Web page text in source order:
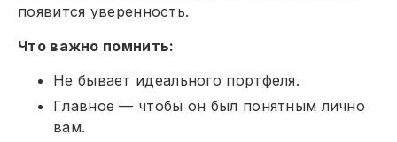
появится уверенность.
Что важно помнить:
Не бывает идеального портфеля.
Главное — чтобы он был понятным лично
вам.